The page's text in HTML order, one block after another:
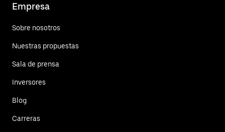
Empresa
Sobre nosotros
Nuestras propuestas
Sala de prensa
Inversores
Blog
Carreras